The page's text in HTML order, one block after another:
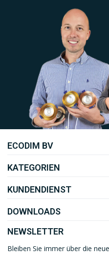
Uw
ECODIM BV
KATEGORIEN
KUNDENDIENST
DOWNLOADS
NEWSLETTER
Bleiben Sie immer über die